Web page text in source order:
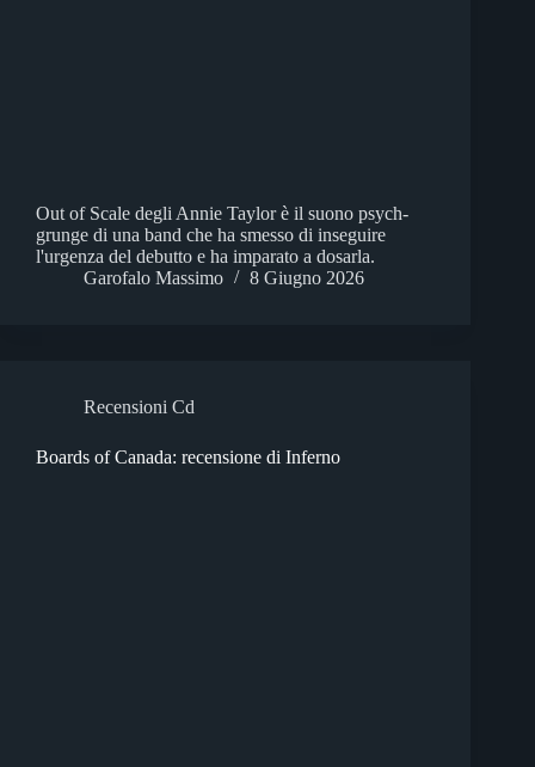
Out of Scale degli Annie Taylor è il suono psych-
grunge di una band che ha smesso di inseguire
l'urgenza del debutto e ha imparato a dosarla.
Garofalo Massimo
8 Giugno 2026
Recensioni Cd
Boards of Canada: recensione di Inferno